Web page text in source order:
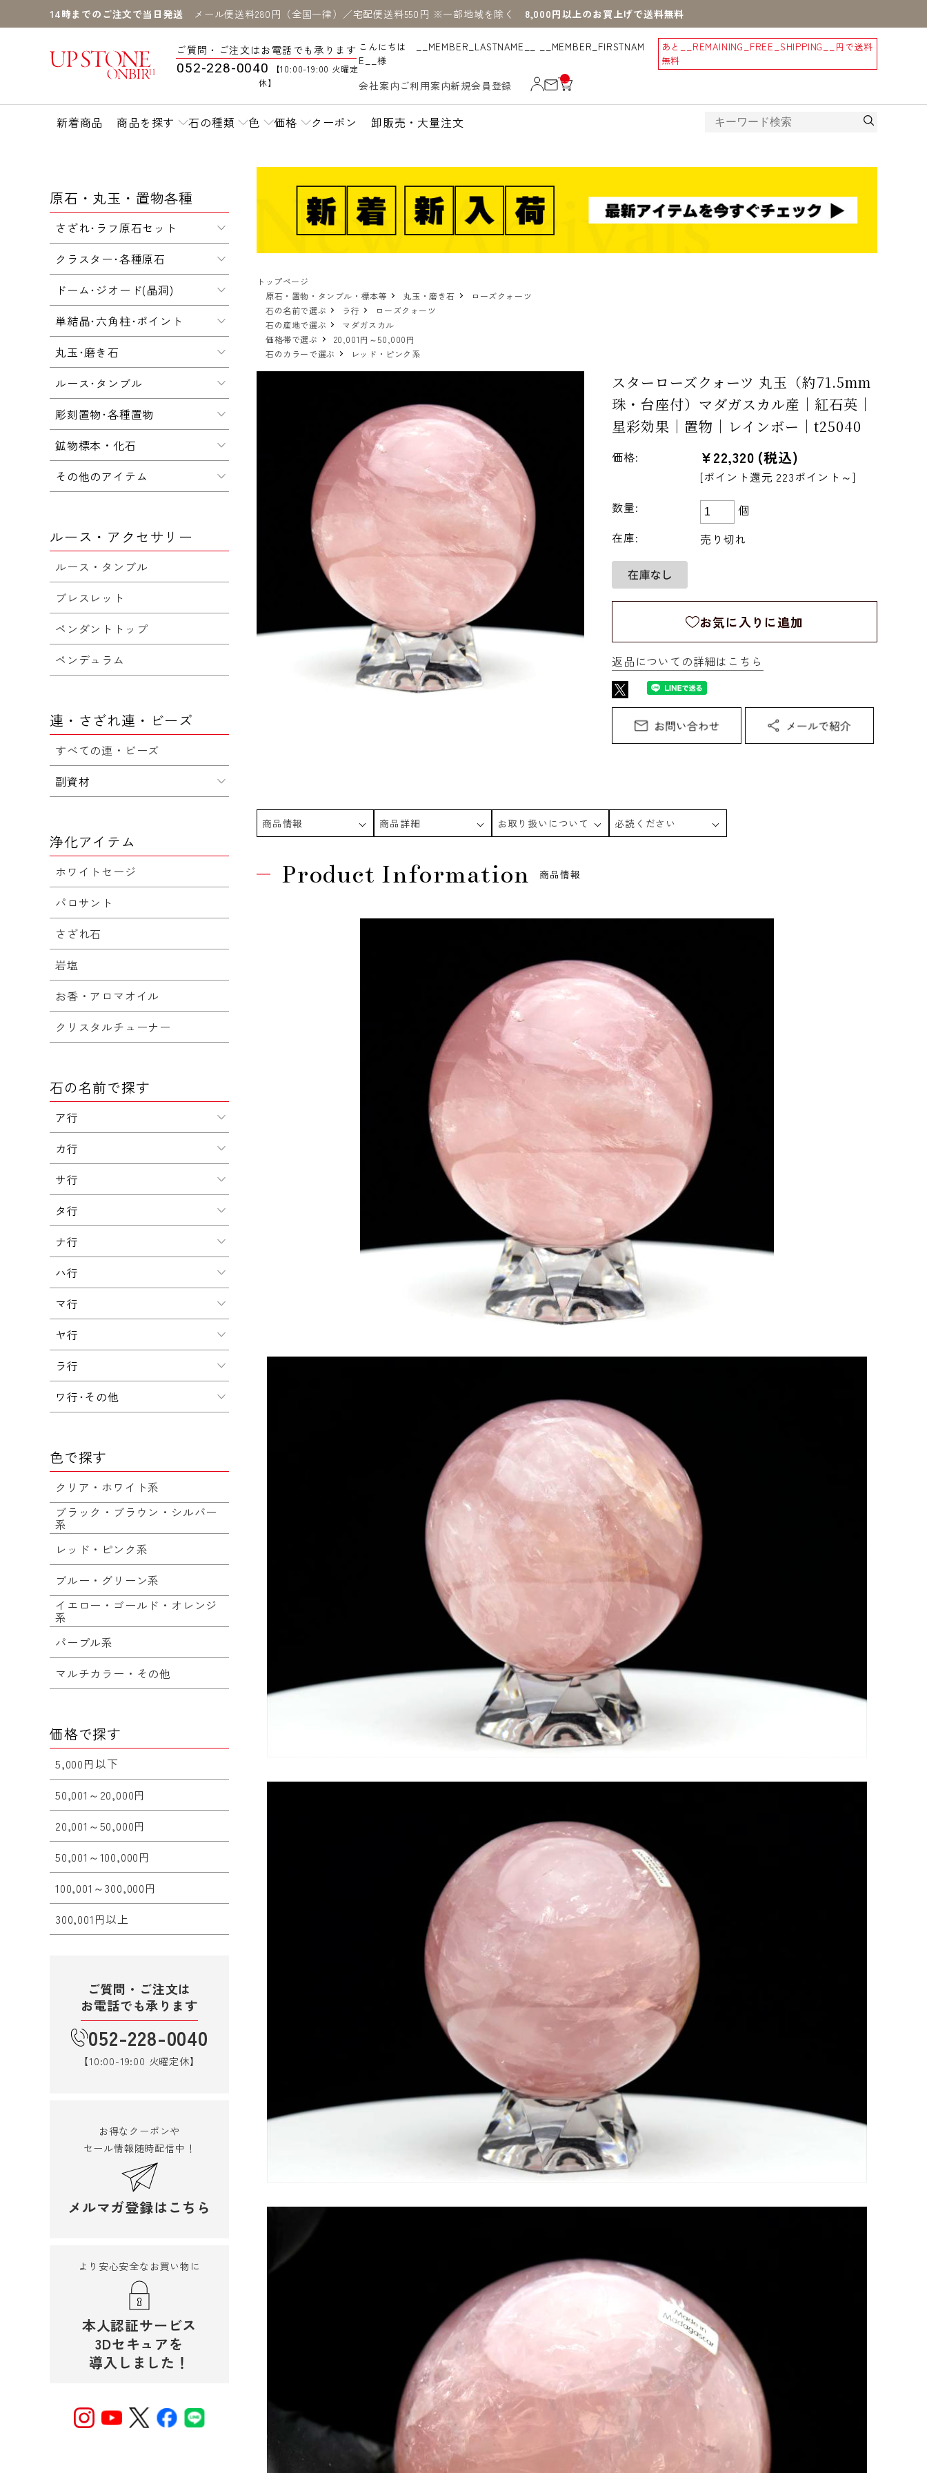
14時までのご注文で当日発送 メール便送料280円（全国一律）／宅配便送料550円 ※一部地域を除く 8,000円以上のお買上げで送料無料
ご質問・ご注文はお電話でも承ります
052-228-0040
【10:00-19:00 火曜定
休】
こんにちは __MEMBER_LASTNAME__ __MEMBER_FIRSTNAM
E__様
あと __REMAINING_FREE_SHIPPING__
円で送料
無料
会社案内 ご利用案内新規会員登録
__
IT
_C
新着商品 商品を探す 石の種類 色 価格 クーポン 卸販売・大量注文
トップページ
原石・置物・タンブル・標本等
丸玉・磨き石
ローズクォーツ
石の名前で選ぶ
ラ行
ローズクォーツ
石の産地で選ぶ
マダガスカル
価格帯で選ぶ
20,001円～50,000円
石のカラーで選ぶ
レッド・ピンク系
スターローズクォーツ 丸玉（約71.5mm
珠・台座付）マダガスカル産｜紅石英｜
星彩効果｜置物｜レインボー｜t25040
価格: ¥22,320 (税込)
[ポイント還元 223ポイント～]
数量:
個
在庫:
売り切れ
お気に入りに追加
返品についての詳細はこちら
商品情報 商品詳細 お取り扱いについて 必読ください
Product Information 商品情報
原石・丸玉・置物各種
さざれ･ラフ原石セット
クラスター･各種原石
ドーム･ジオード(晶洞)
単結晶･六角柱･ポイント
丸玉･磨き石
ルース･タンブル
彫刻置物･各種置物
鉱物標本・化石
その他のアイテム
ルース・アクセサリー
ルース・タンブル
ブレスレット
ペンダントトップ
ペンデュラム
連・さざれ連・ビーズ
すべての連・ビーズ
副資材
浄化アイテム
ホワイトセージ
パロサント
さざれ石
岩塩
お香・アロマオイル
クリスタルチューナー
石の名前で探す
ア行
カ行
サ行
タ行
ナ行
ハ行
マ行
ヤ行
ラ行
ワ行･その他
色で探す
クリア・ホワイト系
ブラック・ブラウン・シルバー
系
レッド・ピンク系
ブルー・グリーン系
イエロー・ゴールド・オレンジ
系
パープル系
マルチカラー・その他
価格で探す
5,000円以下
50,001～20,000円
20,001～50,000円
50,001～100,000円
100,001～300,000円
300,001円以上
ご質問・ご注文は
お電話でも承ります
052-228-0040
【10:00-19:00 火曜定休】
お得なクーポンや
セール情報随時配信中！
メルマガ登録はこちら
より安心安全なお買い物に
本人認証サービス
3Dセキュアを
導入しました！